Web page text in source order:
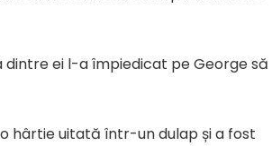
ei l-a împiedicat pe George să
hârtie uitată într-un dulap și a fost